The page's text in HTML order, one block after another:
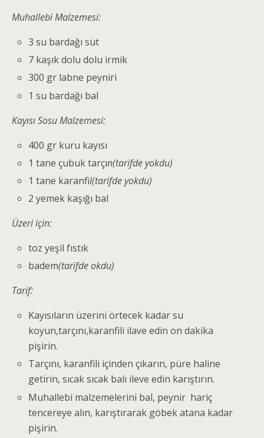
Muhallebi Malzemesi:
3 su bardağı süt
7 kaşık dolu dolu irmik
300 gr labne peyniri
1 su bardağı bal
Kayısı Sosu Malzemesi:
400 gr kuru kayısı
1 tane çubuk tarçın(tarifde yokdu)
1 tane karanfil(tarifde yokdu)
2 yemek kaşığı bal
Üzeri için:
toz yeşil fıstık
badem(tarifde okdu)
Tarif:
Kayısıların üzerini örtecek kadar su
koyun,tarçını,karanfili ilave edin on dakika
pişirin.
Tarçını, karanfili içinden çıkarın, püre haline
getirin, sıcak sıcak balı ileve edin karıştırın.
Muhallebi malzemelerini bal, peynir hariç
tencereye alın, karıştırarak göbek atana kadar
pişirin.